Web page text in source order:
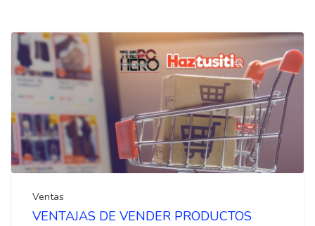
Ventas
VENTAJAS DE VENDER PRODUCTOS